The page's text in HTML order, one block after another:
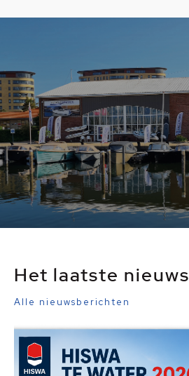
Het laatste nieuws
Alle nieuwsberichten